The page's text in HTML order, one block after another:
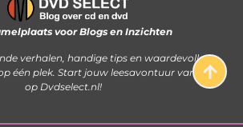
voor Blogs en Inzichten
verhalen, handige tips en waardevolle
één plek. Start jouw leesavontuur vandaag
op Dvdselect.nl!